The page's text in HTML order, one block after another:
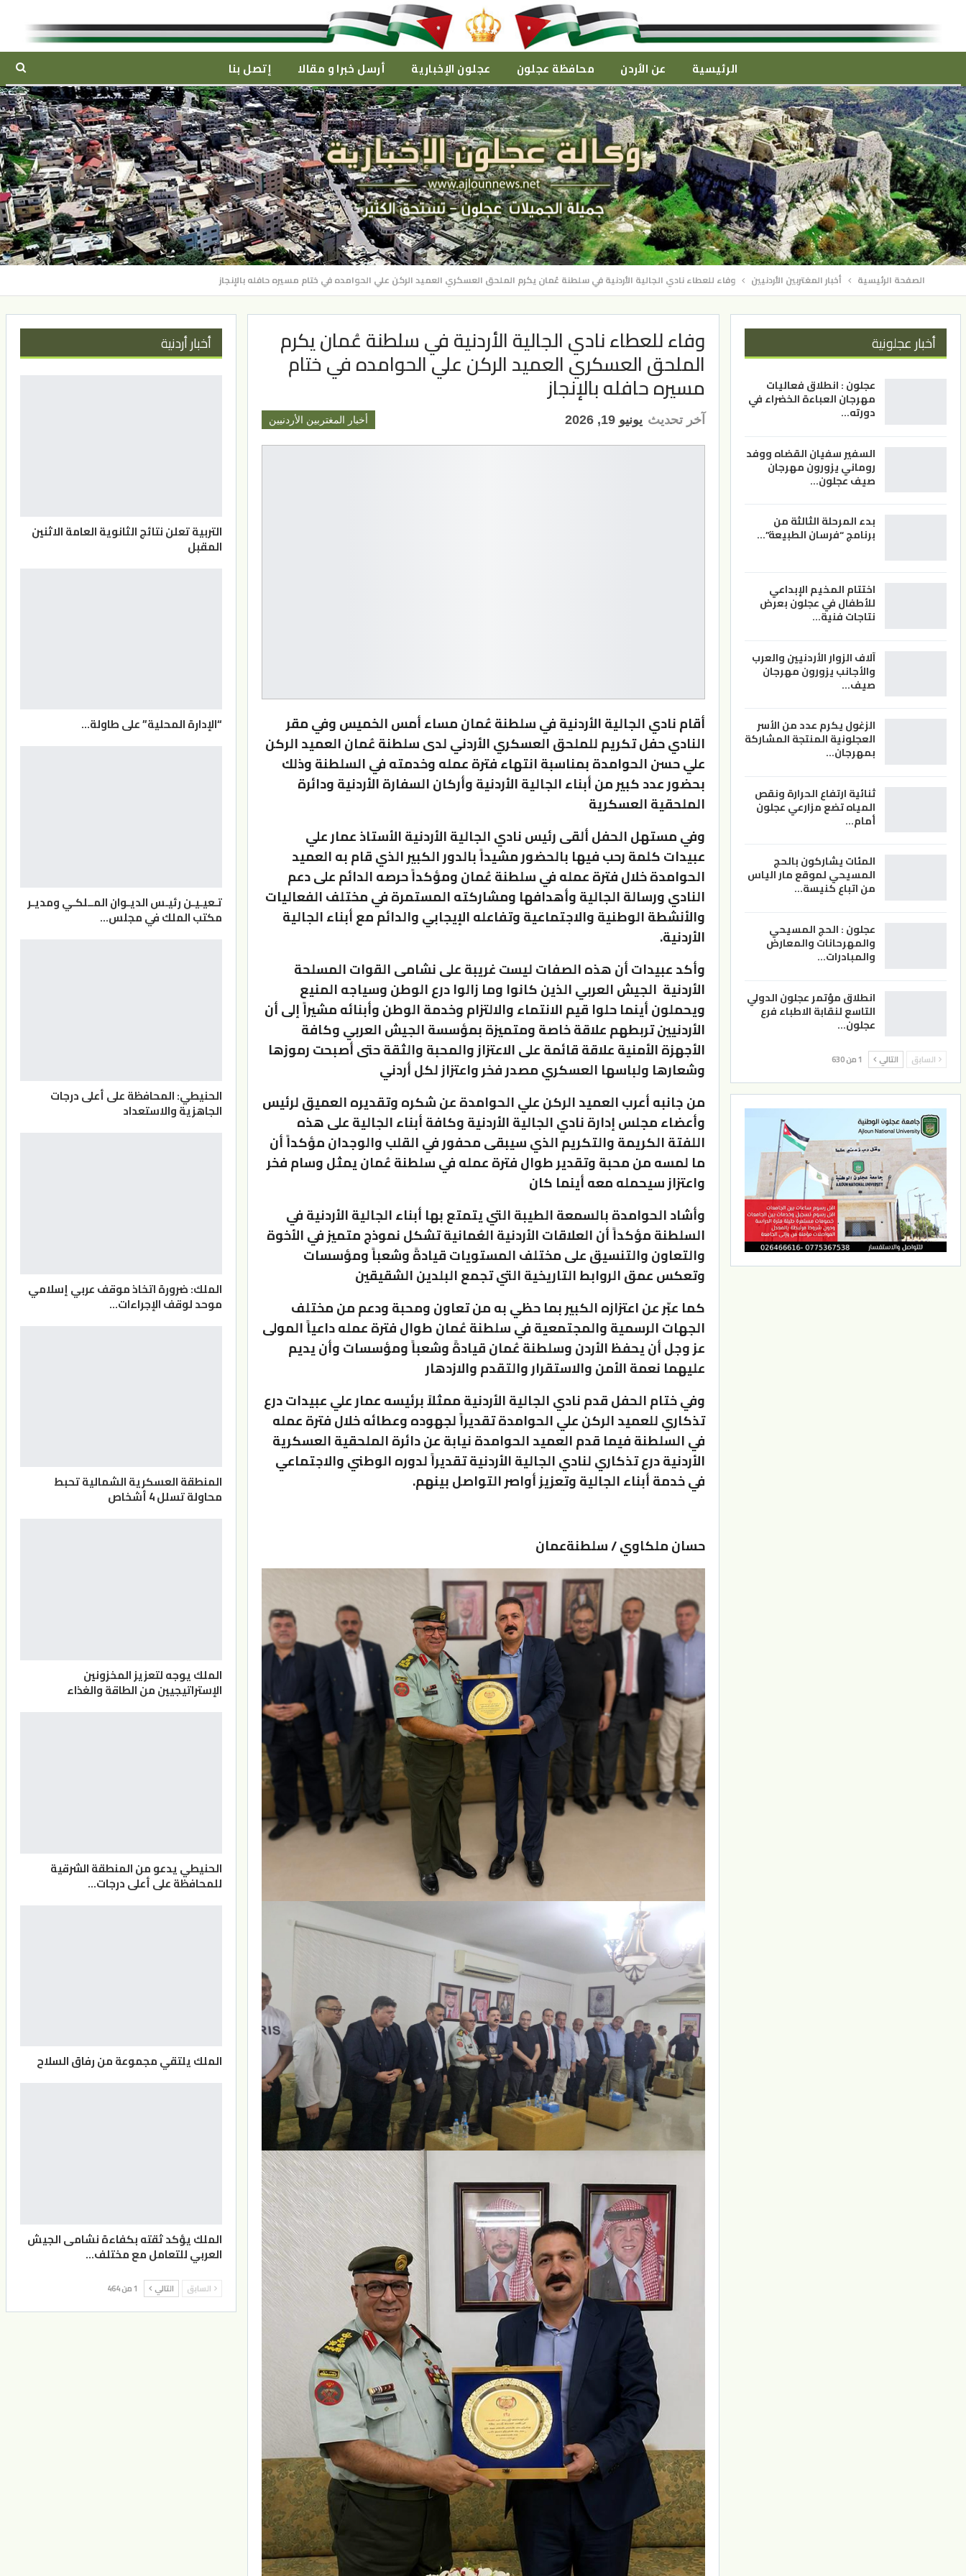
الرئيسية عن الأردن محافظة عجلون عجلون الإخبارية أرسل خبرا و مقالا إتصل بنا
الصفحة الرئيسية أخبار المغتربين الأردنيين وفاء للعطاء نادي الجالية الأردنية في سلطنة عُمان يكرم الملحق العسكري العميد الركن علي الحوامده في ختام مسيره حافله بالإنجاز
وفاء للعطاء نادي الجالية الأردنية في سلطنة عُمان يكرم
الملحق العسكري العميد الركن علي الحوامده في ختام
مسيره حافله بالإنجاز
أخبار المغتربين الأردنيين آخر تحديث يونيو 19, 2026
أقام نادي الجالية الأردنية في سلطنة عُمان مساء أمس الخميس وفي مقر
النادي حفل تكريم للملحق العسكري الأردني لدى سلطنة عُمان العميد الركن
علي حسن الحوامدة بمناسبة انتهاء فترة عمله وخدمته في السلطنة وذلك
بحضور عدد كبير من أبناء الجالية الأردنية وأركان السفارة الأردنية ودائرة
الملحقية العسكرية
وفي مستهل الحفل ألقى رئيس نادي الجالية الأردنية الأستاذ عمار علي
عبيدات كلمة رحب فيها بالحضور مشيداً بالدور الكبير الذي قام به العميد
الحوامدة خلال فترة عمله في سلطنة عُمان ومؤكداً حرصه الدائم على دعم
النادي ورسالة الجالية وأهدافها ومشاركته المستمرة في مختلف الفعاليات
والأنشطة الوطنية والاجتماعية وتفاعله الإيجابي والدائم مع أبناء الجالية
الأردنية.
وأكد عبيدات أن هذه الصفات ليست غريبة على نشامى القوات المسلحة
الأردنية الجيش العربي الذين كانوا وما زالوا درع الوطن وسياجه المنيع
ويحملون أينما حلوا قيم الانتماء والالتزام وخدمة الوطن وأبنائه مشيراً إلى أن
الأردنيين تربطهم علاقة خاصة ومتميزة بمؤسسة الجيش العربي وكافة
الأجهزة الأمنية علاقة قائمة على الاعتزاز والمحبة والثقة حتى أصبحت رموزها
وشعارها ولباسها العسكري مصدر فخر واعتزاز لكل أردني
من جانبه أعرب العميد الركن علي الحوامدة عن شكره وتقديره العميق لرئيس
وأعضاء مجلس إدارة نادي الجالية الأردنية وكافة أبناء الجالية على هذه
اللفتة الكريمة والتكريم الذي سيبقى محفور في القلب والوجدان مؤكداً أن
ما لمسه من محبة وتقدير طوال فترة عمله في سلطنة عُمان يمثل وسام فخر
واعتزاز سيحمله معه أينما كان
وأشاد الحوامدة بالسمعة الطيبة التي يتمتع بها أبناء الجالية الأردنية في
السلطنة مؤكداً أن العلاقات الأردنية العُمانية تشكل نموذج متميز في الأخوة
والتعاون والتنسيق على مختلف المستويات قيادةً وشعباً ومؤسسات
وتعكس عمق الروابط التاريخية التي تجمع البلدين الشقيقين
كما عبّر عن اعتزازه الكبير بما حظي به من تعاون ومحبة ودعم من مختلف
الجهات الرسمية والمجتمعية في سلطنة عُمان طوال فترة عمله داعياً المولى
عز وجل أن يحفظ الأردن وسلطنة عُمان قيادةً وشعباً ومؤسسات وأن يديم
عليهما نعمة الأمن والاستقرار والتقدم والازدهار
وفي ختام الحفل قدم نادي الجالية الأردنية ممثلاً برئيسه عمار علي عبيدات درع
تذكاري للعميد الركن علي الحوامدة تقديراً لجهوده وعطائه خلال فترة عمله
في السلطنة فيما قدم العميد الحوامدة نيابة عن دائرة الملحقية العسكرية
الأردنية درع تذكاري لنادي الجالية الأردنية تقديراً لدوره الوطني والاجتماعي
في خدمة أبناء الجالية وتعزيز أواصر التواصل بينهم.
حسان ملكاوي / سلطنةعمان
أخبار عجلونية
عجلون : انطلاق فعاليات
مهرجان العباءة الخضراء في
دورته…
السفير سفيان القضاه ووفد
روماني يزورون مهرجان
صيف عجلون…
بدء المرحلة الثالثة من
برنامج “فرسان الطبيعة”…
اختتام المخيم الإبداعي
للأطفال في عجلون بعرض
نتاجات فنية…
آلاف الزوار الأردنيين والعرب
والأجانب يزورون مهرجان
صيف…
الزغول يكرم عدد من الأسر
العجلونية المنتجة المشاركة
بمهرجان…
ثنائية ارتفاع الحرارة ونقص
المياه تضع مزارعي عجلون
أمام…
المئات يشاركون بالحج
المسيحي لموقع مار الياس
من اتباع كنيسة…
عجلون : الحج المسيحي
والمهرحانات والمعارض
والمبادرات…
انطلاق مؤتمر عجلون الدولي
التاسع لنقابة الاطباء فرع
عجلون…
السابق التالي 1 من 630
أخبار أردنية
التربية تعلن نتائج الثانوية العامة الاثنين
المقبل
“الإدارة المحلية” على طاولة…
تـعيـيـن رئيـس الديـوان المــلكـي ومديـر
مكتب الملك في مجلس…
الحنيطي: المحافظة على أعلى درجات
الجاهزية والاستعداد
الملك: ضرورة اتخاذ موقف عربي إسلامي
موحد لوقف الإجراءات…
المنطقة العسكرية الشمالية تحبط
محاولة تسلل 4 أشخاص
الملك يوجه لتعزيز المخزونين
الإستراتيجيين من الطاقة والغذاء
الحنيطي يدعو من المنطقة الشرقية
للمحافظة على أعلى درجات…
الملك يلتقي مجموعة من رفاق السلاح
الملك يؤكد ثقته بكفاءة نشامى الجيش
العربي للتعامل مع مختلف…
السابق التالي 1 من 464